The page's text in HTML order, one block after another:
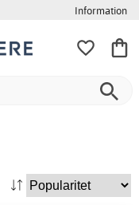
Information